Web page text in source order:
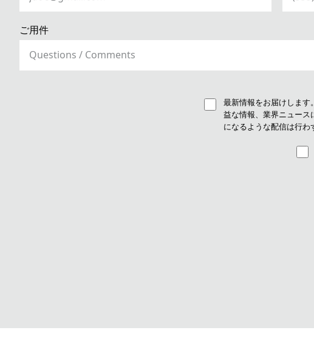
ご用件
最新情報をお届けしま
益な情報、業界ニュース
になるような配信は行わ